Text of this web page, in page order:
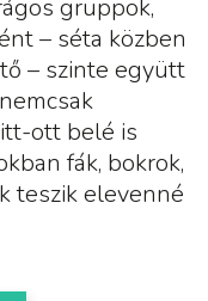
gruppok,
– séta közben
– szinte együtt
ott belé is
fák, bokrok,
teszik elevenné